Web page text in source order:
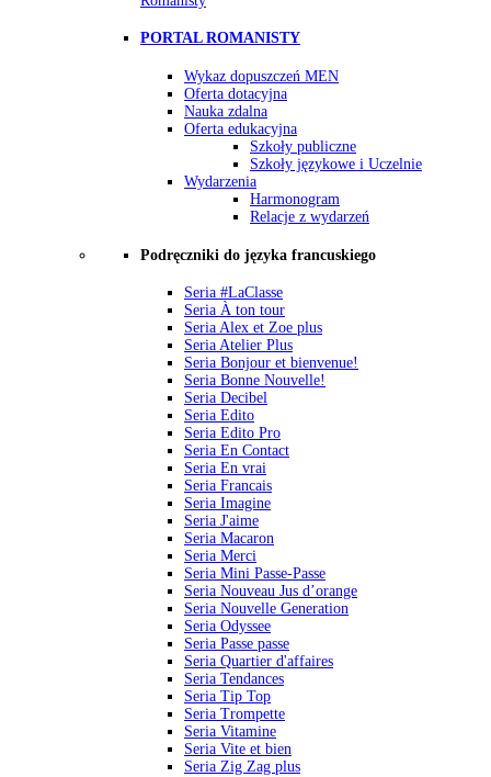
PORTAL ROMANISTY
Wykaz dopuszczeń MEN
Oferta dotacyjna
Nauka zdalna
Oferta edukacyjna
Szkoły publiczne
Szkoły językowe i Uczelnie
Wydarzenia
Harmonogram
Relacje z wydarzeń
Podręczniki do języka francuskiego
Seria #LaClasse
Seria À ton tour
Seria Alex et Zoe plus
Seria Atelier Plus
Seria Bonjour et bienvenue!
Seria Bonne Nouvelle!
Seria Decibel
Seria Edito
Seria Edito Pro
Seria En Contact
Seria En vrai
Seria Francais
Seria Imagine
Seria J'aime
Seria Macaron
Seria Merci
Seria Mini Passe-Passe
Seria Nouveau Jus d’orange
Seria Nouvelle Generation
Seria Odyssee
Seria Passe passe
Seria Quartier d'affaires
Seria Tendances
Seria Tip Top
Seria Trompette
Seria Vitamine
Seria Vite et bien
Seria Zig Zag plus